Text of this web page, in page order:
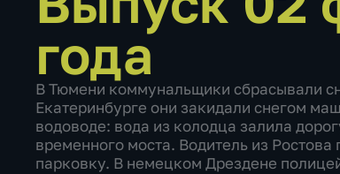
года
В Тюмени коммунальщики сбрасывали
Екатеринбурге они закидали снегом
водоводе: вода из колодца залила
временного моста. Водитель из
парковку. В немецком Дрездене